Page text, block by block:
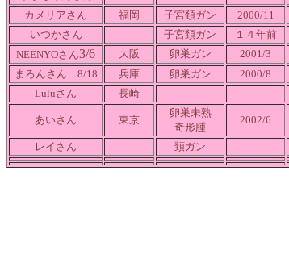
カメリアさん 福岡 子宮頚ガン 2000/11
いつかさん 子宮頚ガン １４年前
NEENYOさん3/6 大阪 卵巣ガン 2001/3
まろんさん 8/18 兵庫 卵巣ガン 2000/8
Luluさん 長崎
あいさん 東京
卵巣未熟
奇形腫
2002/6
レイさん 頚ガン